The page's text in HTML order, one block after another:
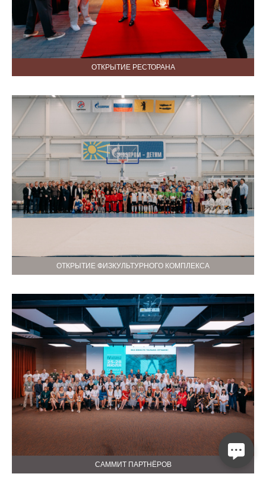
ОТКРЫТИЕ РЕСТОРАНА
ОТКРЫТИЕ ФИЗКУЛЬТУРНОГО КОМПЛЕКСА
САММИТ ПАРТНЁРОВ